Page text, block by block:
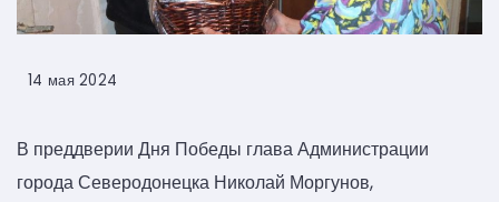
14 мая 2024
В преддверии Дня Победы глава Администрации
города Северодонецка Николай Моргунов,